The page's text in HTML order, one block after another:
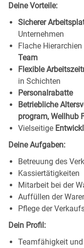
Deine Vorteile:
Sicherer
Unternehmen
Flache
Team
Flexible
in Schichten
Personalrabatte
Betriebliche
program, Wellhub
Vielseitige
Deine Aufgaben:
Betreuung des
Kassiertätigkeiten
Mitarbeit bei der
Auffüllen der
Pflege der
Dein Profil:
Teamfähigkeit